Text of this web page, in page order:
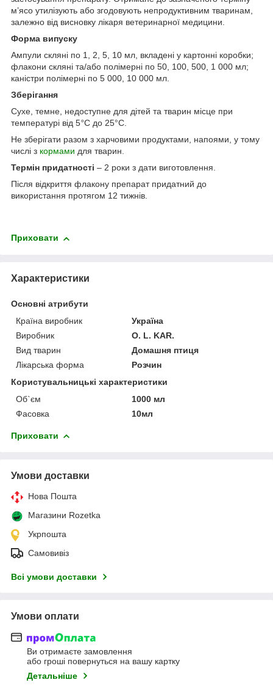
м’ясо утилізують або згодовують непродуктивним тваринам,
залежно від висновку лікаря ветеринарної медицини.
Форма випуску
Ампули скляні по 1, 2, 5, 10 мл, вкладені у картонні коробки;
флакони скляні та/або полімерні по 50, 100, 500, 1 000 мл;
каністри полімерні по 5 000, 10 000 мл.
Зберігання
Сухе, темне, недоступне для дітей та тварин місце при
температурі від 5°С до 25°С.
Не зберігати разом з харчовими продуктами, напоями, у тому
числі з кормами для тварин.
Термін придатності – 2 роки з дати виготовлення.
Після відкриття флакону препарат придатний до
використання протягом 12 тижнів.
Приховати
Характеристики
Основні атрибути
Країна виробник
Україна
Виробник
O. L. KAR.
Вид тварин
Домашня птиця
Лікарська форма
Розчин
Користувальницькі характеристики
Об`єм
1000 мл
Фасовка
10мл
Приховати
Умови доставки
Нова Пошта
Магазини Rozetka
Укрпошта
Самовивіз
Всі умови доставки
Умови оплати
Ви отримаєте замовлення
або гроші повернуться на вашу картку
Детальніше